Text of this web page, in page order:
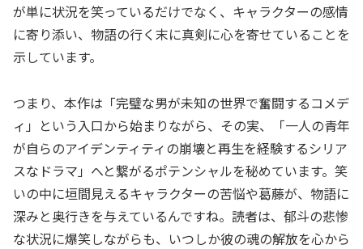
が単に状況を笑っているだけでなく、キャラクターの感情
に寄り添い、物語の行く末に真剣に心を寄せていることを
示しています。
つまり、本作は「完璧な男が未知の世界で奮闘するコメデ
ィ」という入口から始まりながら、その実、「一人の青年
が自らのアイデンティティの崩壊と再生を経験するシリア
スなドラマ」へと繋がるポテンシャルを秘めています。笑
いの中に垣間見えるキャラクターの苦悩や葛藤が、物語に
深みと奥行きを与えているんですね。読者は、郁斗の悲惨
な状況に爆笑しながらも、いつしか彼の魂の解放を心から